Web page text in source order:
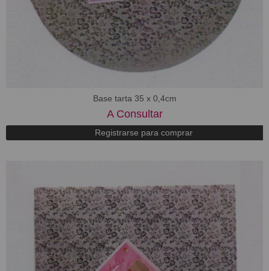
Base tarta 35 x 0,4cm
A Consultar
Registrarse para comprar